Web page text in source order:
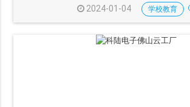
2024-01-04 学校教育